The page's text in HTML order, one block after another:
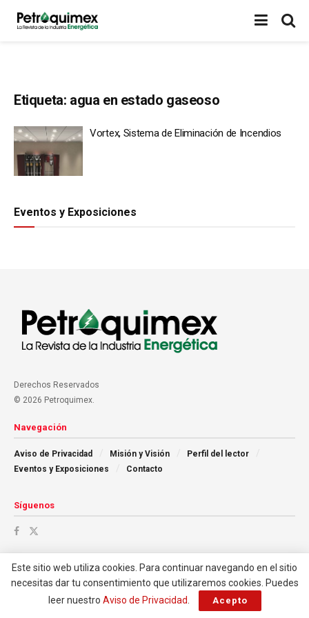
Etiqueta: agua en estado gaseoso
Vortex, Sistema de Eliminación de Incendios
Eventos y Exposiciones
Derechos Reservados
© 2026 Petroquimex.
Navegación
Aviso de Privacidad Misión y Visión
Perfil del lector
Eventos y Exposiciones
Contacto
Síguenos
Este sitio web utiliza cookies. Para continuar navegando en el sitio
necesitas dar tu consentimiento que utilizaremos cookies. Puedes
leer nuestro Aviso de Privacidad Acepto